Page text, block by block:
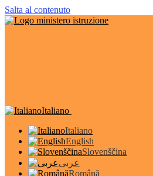
Salta al contenuto
Italiano
Italiano
English
Slovenščina
عربى
Română